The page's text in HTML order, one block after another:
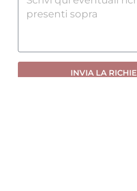
INVIA LA